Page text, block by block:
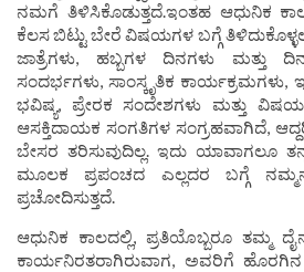
ನಮಗೆ ತಿಳಿಸಿಕೊಡುತ್ತದೆ.ಇಂತಹ ಆಧುನಿಕ
ಕೆಲಸ ಬಿಟ್ಟು ಬೇರೆ ವಿಷಯಗಳ ಬಗ್ಗೆ
ಜಾತ್ರೆಗಳು, ಹಬ್ಬಗಳ ದಿನಗಳು ಮತ್ತು
ಸಂದರ್ಭಗಳು, ಸಾಂಸ್ಕೃತಿಕ ಕಾರ್ಯಕ್ರಮಗಳು,
ಭವಿಷ್ಯ, ಪ್ರೇರಕ ಸಂದೇಶಗಳು ಮತ್ತು
ಆಸಕ್ತಿದಾಯಕ ಸಂಗತಿಗಳ ಸಂಗ್ರಹವಾಗಿದೆ,
ಬೇಸರ ತರಿಸುವುದಿಲ್ಲ. ಇದು ಯಾವಾಗಲೂ
ಮೂಲಕ ಪ್ರಪಂಚದ ಎಲ್ಲದರ ಬಗ್ಗೆ
ಪ್ರಚೋದಿಸುತ್ತದೆ.
ಆಧುನಿಕ ಕಾಲದಲ್ಲಿ, ಪ್ರತಿಯೊಬ್ಬರೂ ತಮ್ಮ
ಕಾರ್ಯನಿರತರಾಗಿರುವಾಗ, ಅವರಿಗೆ